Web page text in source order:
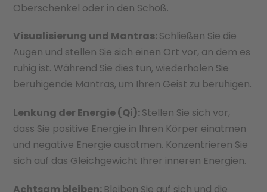
Oberschenkel oder in den Schoß.
Visualisierung und Mantras:Schließen Sie die
Augen und stellen Sie sich einen Ort vor, an dem es
ruhig ist. Während Sie dies tun, wiederholen Sie
beruhigende Mantras, um Ihren Geist zu beruhigen.
Lenkung der Energie(Qi):Stellen Sie sich vor,
dass Sie positive Energie in Ihren Körper einatmen
und negative Energie ausatmen. Konzentrieren Sie
sich auf das Gleichgewicht Ihrer inneren Energien.